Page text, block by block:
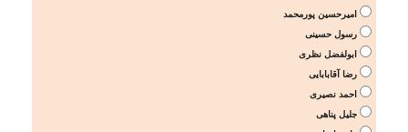
امیرحسین پورمحمد
رسول حسینی
ابولفضل نظری
رضا آقابابایی
احمد نصیری
جلیل پناهی